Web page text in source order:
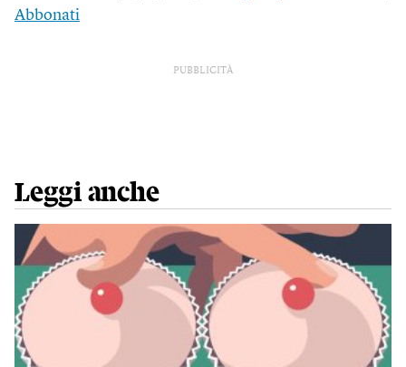
Abbonati
PUBBLICITÀ
Leggi anche